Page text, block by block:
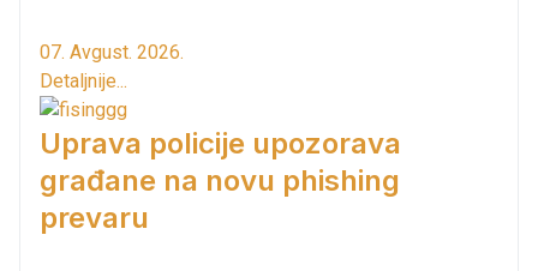
07. Avgust. 2026.
Detaljnije...
Uprava policije upozorava
građane na novu phishing
prevaru